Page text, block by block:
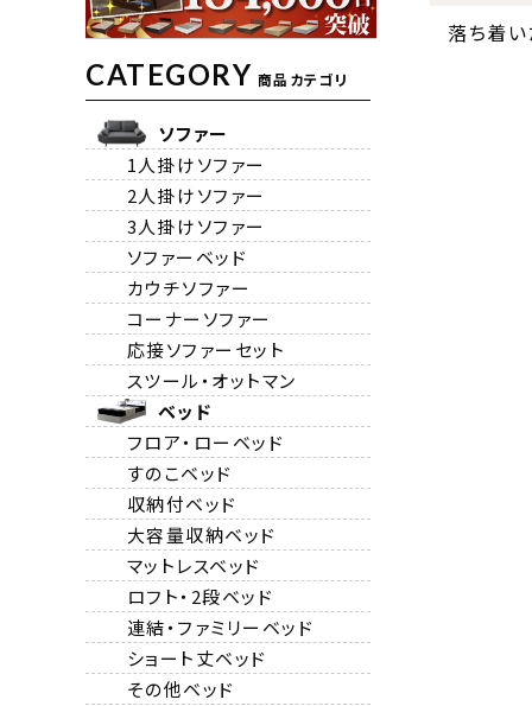
CATEGORY 商品カテゴリ
ソファー
1人掛けソファー
2人掛けソファー
3人掛けソファー
ソファーベッド
カウチソファー
コーナーソファー
応接ソファーセット
スツール・オットマン
ベッド
フロア・ローベッド
すのこベッド
収納付ベッド
大容量収納ベッド
マットレスベッド
ロフト・2段ベッド
連結・ファミリーベッド
ショート丈ベッド
その他ベッド
落ち着